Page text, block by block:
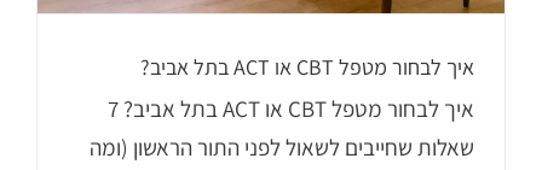
איך לבחור מטפל CBT או ACT בתל אביב?
איך לבחור מטפל CBT או ACT בתל אביב? 7
שאלות שחייבים לשאול לפני התור הראשון (ומה